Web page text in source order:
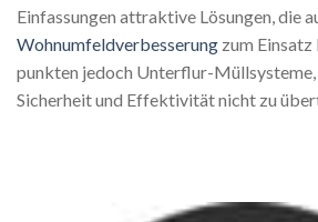
Einfassungen attraktive Lösungen, die
Wohnumfeldverbesserung zum
punkten jedoch Unterflur-Müllsysteme,
Sicherheit und Effektivität nicht zu